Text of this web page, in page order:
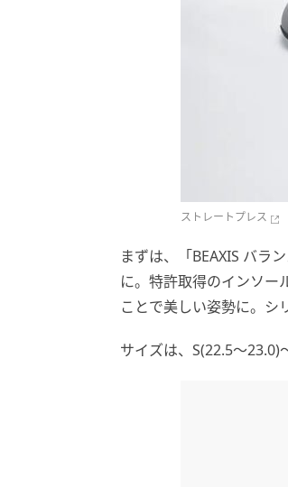
ストレートプレス
まずは、「BEAXIS バラ
に。特許取得のインソー
ことで美しい姿勢に。シ
サイズは、S(22.5～23.0)